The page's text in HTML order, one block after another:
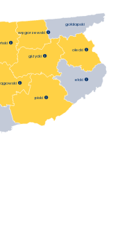
ełcki
giżycki 


olecki
piski
gołdapski
węgorzewski